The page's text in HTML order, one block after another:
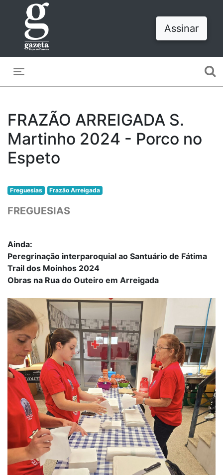
Assinar
FRAZÃO ARREIGADA S.
Martinho 2024 - Porco no
Espeto
Freguesias Frazão Arreigada
FREGUESIAS
Ainda:
Peregrinação interparoquial ao Santuário de Fátima
Trail dos Moinhos 2024
Obras na Rua do Outeiro em Arreigada